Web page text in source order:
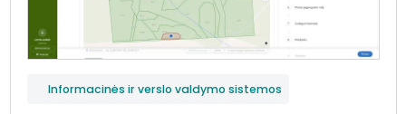
Informacinės ir verslo valdymo sistemos